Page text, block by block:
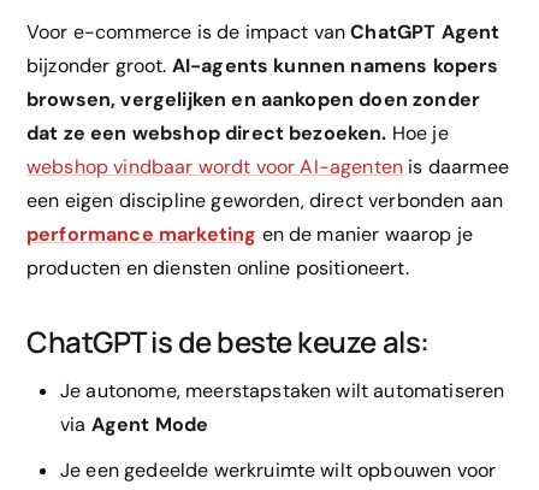
Voor e-commerce is de impact vanChatGPT Agent
bijzonder groot. AI-agents kunnen namens kopers
browsen, vergelijken en aankopen doen zonder
dat ze een webshop direct bezoeken. Hoe je
webshop vindbaar wordt voor AI-agenten is daarmee
een eigen discipline geworden, direct verbonden aan
performance marketing en de manier waarop je
producten en diensten online positioneert.
ChatGPT is de beste keuze als:
Je autonome, meerstapstaken wilt automatiseren
via Agent Mode
Je een gedeelde werkruimte wilt opbouwen voor